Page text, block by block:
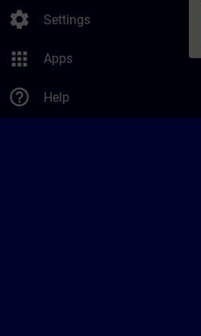
settings Settings
apps Apps
help_outline Help